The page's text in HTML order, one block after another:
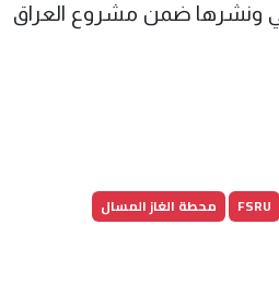
ونشرها ضمن مشروع العراق
FSRU محطة الغاز المسال